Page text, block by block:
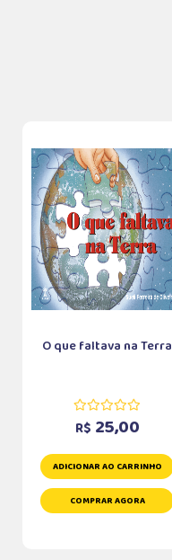
O que faltava na Terra
R$ 25,00
ADICIONAR AO CARRINHO
COMPRAR AGORA